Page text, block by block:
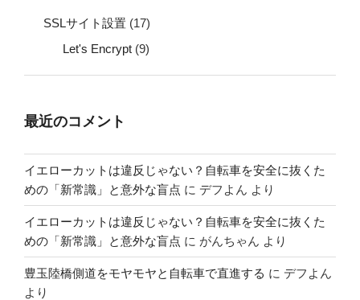
SSLサイト設置 (17)
Let's Encrypt (9)
最近のコメント
イエローカットは違反じゃない？自転車を安全に抜くた
めの「新常識」と意外な盲点 に デフよん より
イエローカットは違反じゃない？自転車を安全に抜くた
めの「新常識」と意外な盲点 に がんちゃん より
豊玉陸橋側道をモヤモヤと自転車で直進する に デフよん
より